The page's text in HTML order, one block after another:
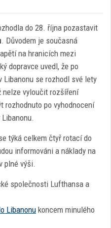
do 28. října pozastavit
. Důvodem je současná
na hranicích mezi
dopravce uvedl, že po
se rozhodl své lety
nelze vyloučit rozšíření
rozhodnuto po vyhodnocení
týká celkem čtyř rotací do
informováni a náklady na
plné výši.
společnosti Lufthansa a
Libanonu koncem minulého